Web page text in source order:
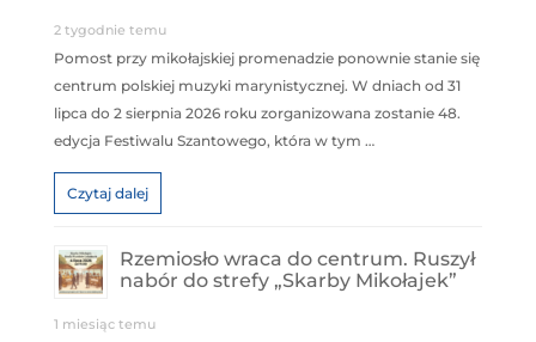
2 tygodnie temu
Pomost przy mikołajskiej promenadzie ponownie stanie się
centrum polskiej muzyki marynistycznej. W dniach od 31
lipca do 2 sierpnia 2026 roku zorganizowana zostanie 48.
edycja Festiwalu Szantowego, która w tym …
Czytaj dalej
Rzemiosło wraca do centrum. Ruszył
nabór do strefy „Skarby Mikołajek”
1 miesiąc temu